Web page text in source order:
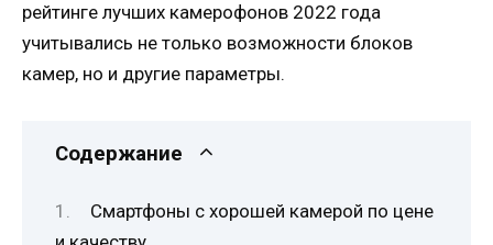
рейтинге лучших камерофонов 2022 года
учитывались не только возможности блоков
камер, но и другие параметры.
Содержание
Смартфоны с хорошей камерой по цене